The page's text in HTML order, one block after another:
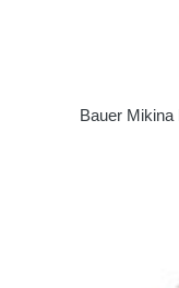
Bauer Mikina